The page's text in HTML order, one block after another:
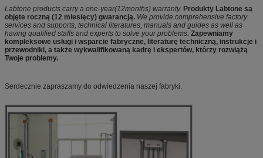
Labtone products carry a one-year(12months) warranty. Produkty Labtone są
objęte roczną (12 miesięcy) gwarancją. We provide comprehensive factory
services and supports, technical literatures, manuals and guides as well as
having qualified staffs and experts to solve your problems. Zapewniamy
kompleksowe usługi i wsparcie fabryczne, literaturę techniczną, instrukcje i
przewodniki, a także wykwalifikowaną kadrę i ekspertów, którzy rozwiążą
Twoje problemy.
Serdecznie zapraszamy do odwiedzenia naszej fabryki.